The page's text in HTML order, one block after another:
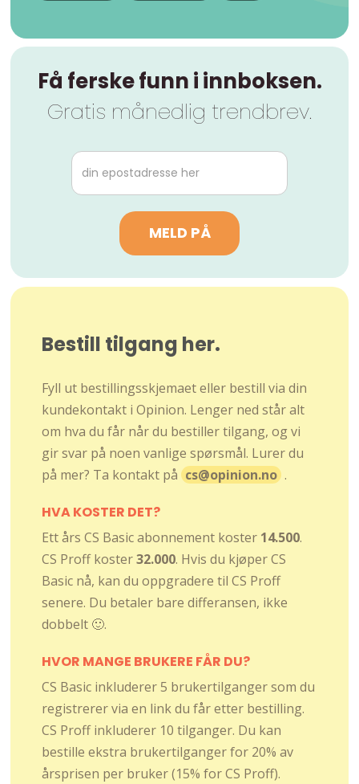
Få ferske funn i innboksen.
Gratis månedlig trendbrev.
Bestill tilgang her.
Fyll ut bestillingsskjemaet eller bestill via din
kundekontakt i Opinion. Lenger ned står alt
om hva du får når du bestiller tilgang, og vi
gir svar på noen vanlige spørsmål. Lurer du
på mer? Ta kontakt på cs@opinion.no .
HVA KOSTER DET?
Ett års CS Basic abonnement koster 14.500.
CS Proff koster32.000. Hvis du kjøper CS
Basic nå, kan du oppgradere til CS Proff
senere. Du betaler bare differansen, ikke
dobbelt 🙂.
HVOR MANGE BRUKERE FÅR DU?
CS Basic inkluderer 5 brukertilganger som du
registrerer via en link du får etter bestilling.
CS Proff inkluderer 10 tilganger. Du kan
bestille ekstra brukertilganger for 20% av
årsprisen per bruker (15% for CS Proff).